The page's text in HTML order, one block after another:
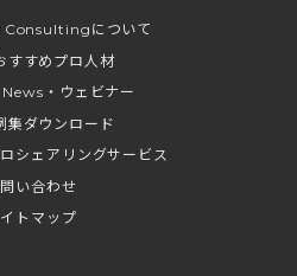
について
すすめプロ人材
・ウェビナー
集ダウンロード
シェアリングサービス
い合わせ
トマップ